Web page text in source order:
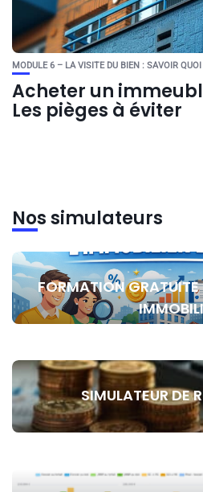
MODULE 6 – LA VISITE DU BIEN : SAVOIR QUOI
Acheter un
Les pièges à éviter
Nos simulateurs
FORMATION GRATUITE
SIMULATEUR DE